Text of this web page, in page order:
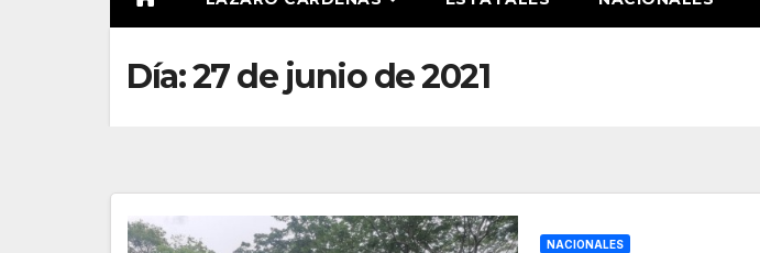
Día:27 de junio de 2021
NACIONALES